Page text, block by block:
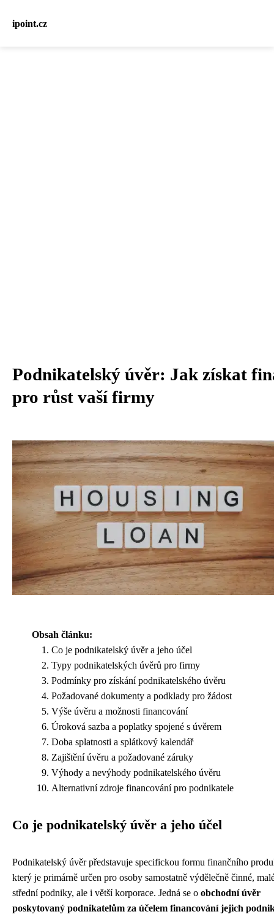
ipoint.cz
Podnikatelský úvěr: Jak získat
pro růst vaší firmy
Obsah článku:
Co je podnikatelský úvěr a jeho účel
Typy podnikatelských úvěrů pro firmy
Podmínky pro získání podnikatelského úvěru
Požadované dokumenty a podklady pro žádost
Výše úvěru a možnosti financování
Úroková sazba a poplatky spojené s úvěrem
Doba splatnosti a splátkový kalendář
Zajištění úvěru a požadované záruky
Výhody a nevýhody podnikatelského úvěru
Alternativní zdroje financování pro podnikatele
Co je podnikatelský úvěr a jeho účel
Podnikatelský úvěr představuje specifickou formu finančního
který je primárně určen pro osoby samostatně výdělečně činné,
střední podniky, ale i větší korporace. Jedná se o obchodní úvěr
poskytovaný podnikatelům za účelem financování jejich